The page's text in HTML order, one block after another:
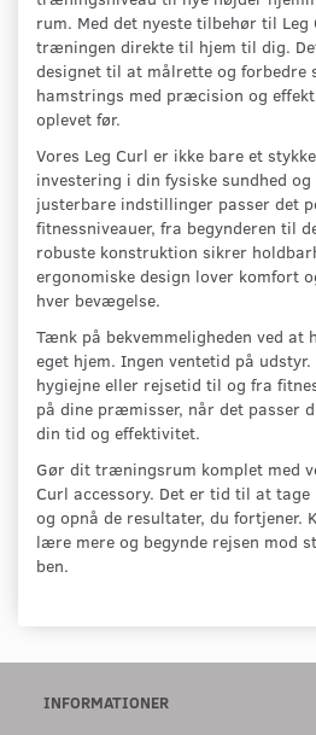
rum. Med det nyeste tilbehør til
træningen direkte til hjem til dig.
designet til at målrette og forbedre
hamstrings med præcision og
oplevet før.
Vores Leg Curl er ikke bare et
investering i din fysiske sundhed
justerbare indstillinger passer det
fitnessniveauer, fra begynderen til
robuste konstruktion sikrer
ergonomiske design lover komfort
hver bevægelse.
Tænk på bekvemmeligheden ved at
eget hjem. Ingen ventetid på
hygiejne eller rejsetid til og fra
på dine præmisser, når det passer
din tid og effektivitet.
Gør dit træningsrum komplet med
Curl accessory. Det er tid til at
og opnå de resultater, du fortjener.
lære mere og begynde rejsen mod
ben.
INFORMATIONER